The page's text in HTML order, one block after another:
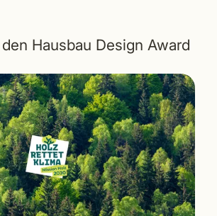
Hausbau Design Award